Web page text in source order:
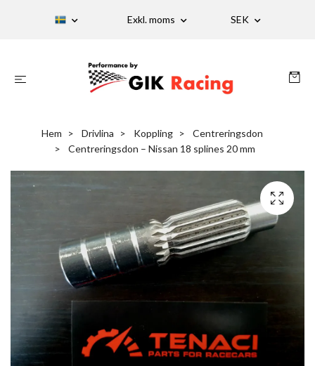
Exkl. moms SEK
Hem Drivlina Koppling
Centreringsdon
Centreringsdon – Nissan 18 splines 20 mm